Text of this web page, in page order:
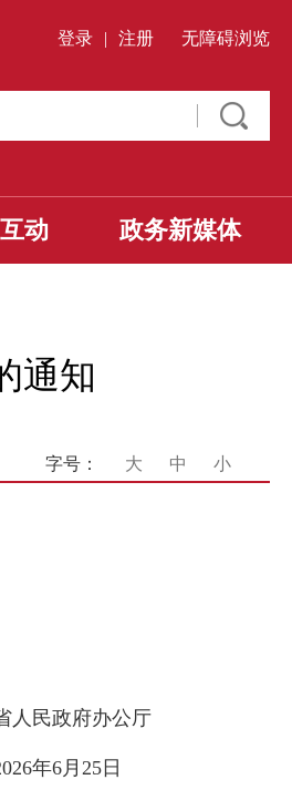
登录 | 注册 无障碍浏览
动 政务新媒体
通知
字号： 大 中 小
省人民政府办公厅
年6月25日